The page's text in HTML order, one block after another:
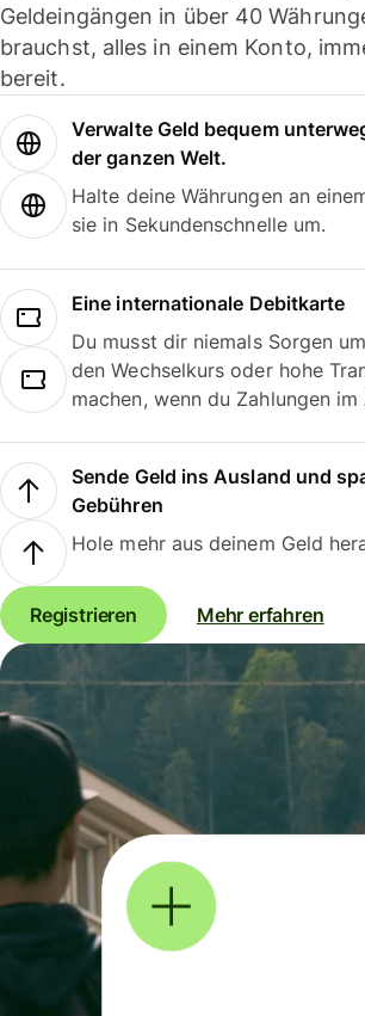
Geldeingängen in über 40
brauchst, alles in einem Konto,
bereit.
Verwalte Geld bequem
der ganzen Welt.
Halte deine Währungen an
sie in Sekundenschnelle um.
Eine internationale Debitkarte
Du musst dir niemals Sorgen
den Wechselkurs oder hohe
machen, wenn du Zahlungen
Sende Geld ins Ausland und
Gebühren
Hole mehr aus deinem Geld
Registrieren Mehr erfahren